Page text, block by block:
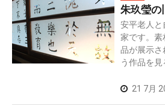
朱玖瑩の
安平老人と
家です。素
品が展示さ
う作品を
21 7月